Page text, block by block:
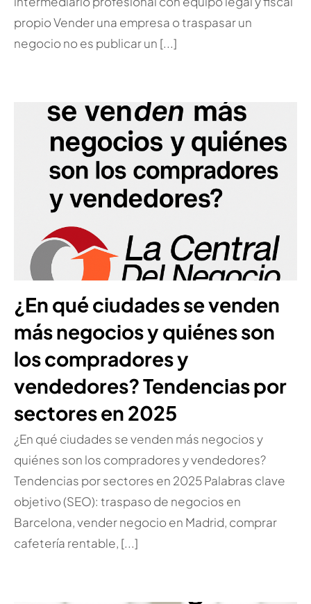
propio Vender una empresa o traspasar un
negocio no es publicar un [...]
¿En qué ciudades se venden
más negocios y quiénes son
los compradores y
vendedores? Tendencias por
sectores en 2025
¿En qué ciudades se venden más negocios y
quiénes son los compradores y vendedores?
Tendencias por sectores en 2025 Palabras clave
objetivo (SEO): traspaso de negocios en
Barcelona, vender negocio en Madrid, comprar
cafetería rentable, [...]